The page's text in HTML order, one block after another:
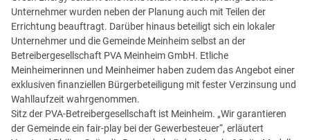
Unternehmer wurden neben der Planung auch mit Teilen der
Errichtung beauftragt. Darüber hinaus beteiligt sich ein lokaler
Unternehmer und die Gemeinde Meinheim selbst an der
Betreibergesellschaft PVA Meinheim GmbH. Etliche
Meinheimerinnen und Meinheimer haben zudem das Angebot einer
exklusiven finanziellen Bürgerbeteiligung mit fester Verzinsung und
Wahllaufzeit wahrgenommen.
Sitz der PVA-Betreibergesellschaft ist Meinheim. „Wir garantieren
der Gemeinde ein fair-play bei der Gewerbesteuer“, erläutert